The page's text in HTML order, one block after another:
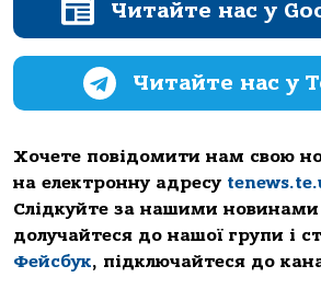
Читайте нас у
Читайте нас у
Хочете повідомити нам свою
на електронну адресу
Слідкуйте за нашими новинами
долучайтеся до нашої групи і
Фейсбук, підключайтеся до